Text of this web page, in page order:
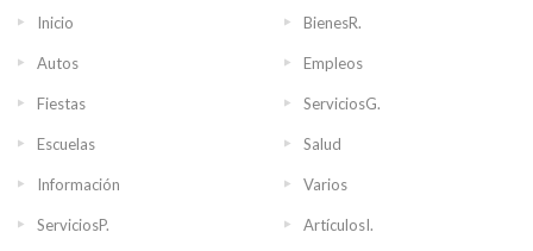
Inicio BienesR.
Autos Empleos
Fiestas ServiciosG.
Escuelas Salud
Información Varios
ServiciosP. ArtículosI.